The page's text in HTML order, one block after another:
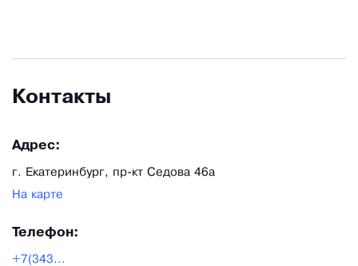
Контакты
Адрес:
г. Екатеринбург, пр-кт Седова 46а
На карте
Телефон:
+7(343...